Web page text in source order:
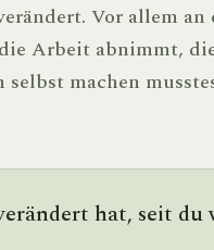
Vor allem an
Arbeit abnimmt,
selbst machen
hat, seit du